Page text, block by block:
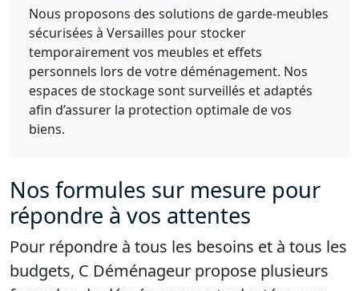
Nous proposons des solutions de garde-meubles
sécurisées à Versailles pour stocker
temporairement vos meubles et effets
personnels lors de votre déménagement. Nos
espaces de stockage sont surveillés et adaptés
afin d’assurer la protection optimale de vos
biens.
Nos formules sur mesure pour
répondre à vos attentes
Pour répondre à tous les besoins et à tous les
budgets, C Déménageur propose plusieurs